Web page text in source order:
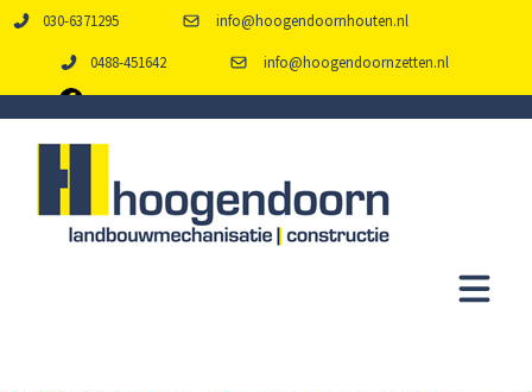
030-6371295 info@hoogendoornhouten.nl
0488-451642 info@hoogendoornzetten.nl